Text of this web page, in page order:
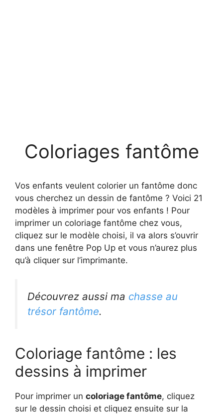
Coloriages fantôme
Vos enfants veulent colorier un fantôme donc
vous cherchez un dessin de fantôme ? Voici 21
modèles à imprimer pour vos enfants ! Pour
imprimer un coloriage fantôme chez vous,
cliquez sur le modèle choisi, il va alors s’ouvrir
dans une fenêtre Pop Up et vous n’aurez plus
qu’à cliquer sur l’imprimante.
Découvrez aussi ma chasse au
trésor fantôme.
Coloriage fantôme : les
dessins à imprimer
Pour imprimer un coloriage fantôme, cliquez
sur le dessin choisi et cliquez ensuite sur la